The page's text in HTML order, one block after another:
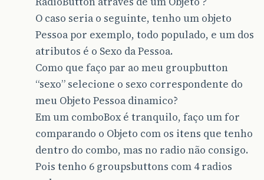
O caso seria o seguinte, tenho um objeto
Pessoa por exemplo, todo populado, e um dos
atributos é o Sexo da Pessoa.
Como que faço par ao meu groupbutton
“sexo” selecione o sexo correspondente do
meu Objeto Pessoa dinamico?
Em um comboBox é tranquilo, faço um for
comparando o Objeto com os itens que tenho
dentro do combo, mas no radio não consigo.
Pois tenho 6 groupsbuttons com 4 radios